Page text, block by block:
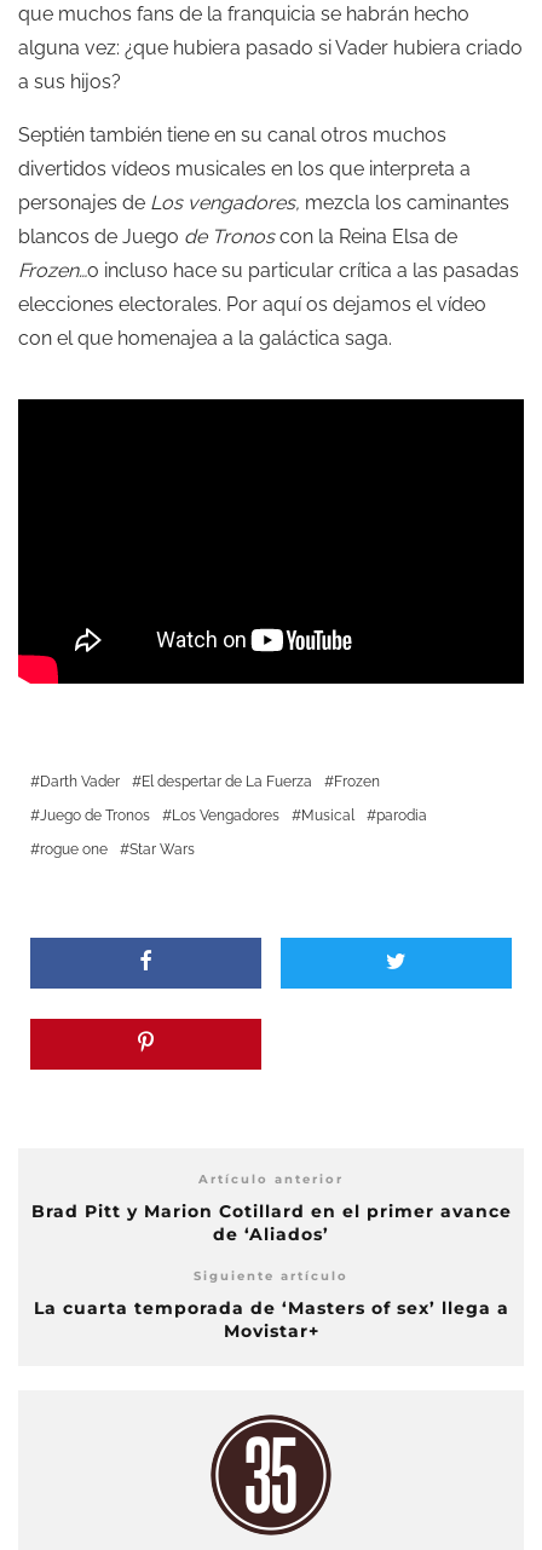
que muchos fans de la franquicia se habrán hecho
alguna vez: ¿que hubiera pasado si Vader hubiera criado
a sus hijos?
Septién también tiene en su canal otros muchos
divertidos vídeos musicales en los que interpreta a
personajes de Los vengadores, mezcla los caminantes
blancos de Juego de Tronoscon la Reina Elsa de
Frozen…o incluso hace su particular crítica a las pasadas
elecciones electorales. Por aquí os dejamos el vídeo
con el que homenajea a la galáctica saga.
Darth Vader El despertar de La Fuerza
Frozen
Juego de Tronos
Los Vengadores Musical
parodia
rogue one
Star Wars
Artículo anterior
Brad Pitt y Marion Cotillard en el primer avance
de ‘Aliados’
Siguiente artículo
La cuarta temporada de ‘Masters of sex’ llega a
Movistar+